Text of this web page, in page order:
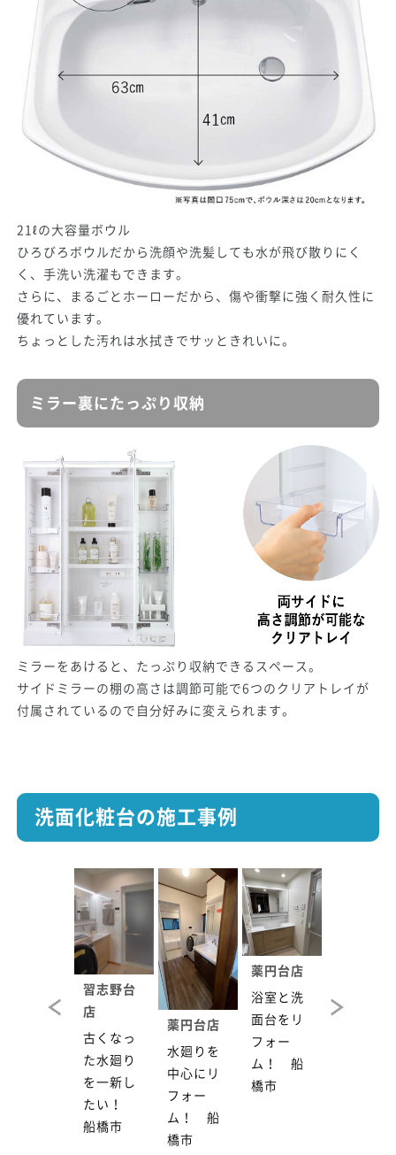
21ℓの大容量ボウル
ひろびろボウルだから洗顔や洗髪しても水が飛び散りにく
く、手洗い洗濯もできます。
さらに、まるごとホーローだから、傷や衝撃に強く耐久性に
優れています。
ちょっとした汚れは水拭きでサッときれいに。
ミラー裏にたっぷり収納
ミラーをあけると、たっぷり収納できるスペース。
サイドミラーの棚の高さは調節可能で6つのクリアトレイが
付属されているので自分好みに変えられます。
洗面化粧台の施工事例
習志野台
店
古くなっ
た水廻り
を一新し
たい！
船橋市
薬円台店
水廻りを
中心にリ
フォー
ム！ 船
橋市
薬円台店
浴室と洗
面台をリ
フォー
ム！ 船
橋市